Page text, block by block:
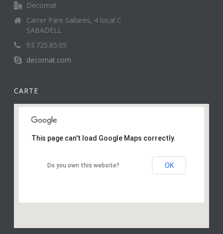
Decomat
Carrer Pare Sallarès, 4 local C
SABADELL
93.725.85.05
decomat.com
CARTE
This page can't load Google Maps correctly.
Do you own this website? OK